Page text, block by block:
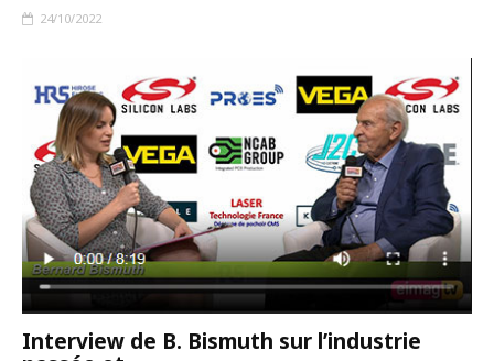
24/10/2022
Interview de B. Bismuth sur l’industrie